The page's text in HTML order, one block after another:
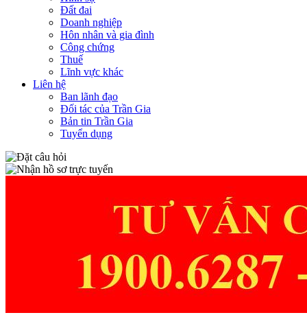
Đất đai
Doanh nghiệp
Hôn nhân và gia đình
Công chứng
Thuế
Lĩnh vực khác
Liên hệ
Ban lãnh đạo
Đối tác của Trần Gia
Bản tin Trần Gia
Tuyển dụng